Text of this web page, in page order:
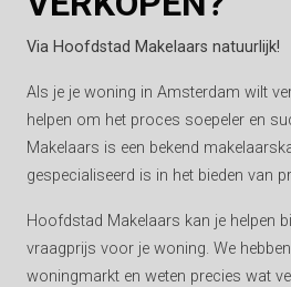
Via Hoofdstad Makelaars natuurlijk!
Als je je woning in Amsterdam wilt
helpen om het proces soepeler en
Makelaars is een bekend
gespecialiseerd is in het bieden van
Hoofdstad Makelaars kan je helpen
vraagprijs voor je woning. We
woningmarkt en weten precies wat